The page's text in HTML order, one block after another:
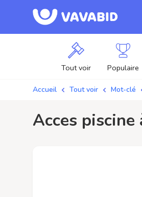
Tout voir Populaire
Accueil Tout voir Mot-clé
acces